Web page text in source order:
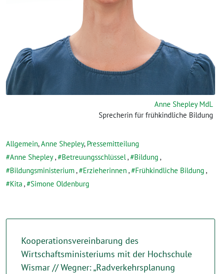
Anne Shepley MdL
Sprecherin für frühkindliche Bildung
Allgemein,Anne Shepley, Pressemitteilung
Anne Shepley, Betreuungsschlüssel , Bildung ,
Bildungsministerium, Erzieherinnen, Frühkindliche Bildung ,
Kita, Simone Oldenburg
Kooperationsvereinbarung des
Wirtschaftsministeriums mit der Hochschule
Wismar // Wegner: „Radverkehrsplanung